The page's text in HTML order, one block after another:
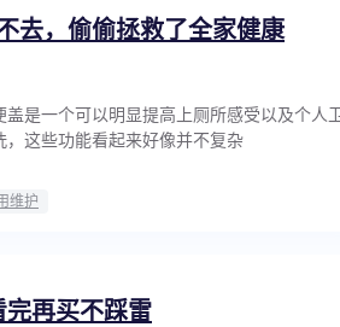
去，偷偷拯救了全家健康
是一个可以明显提高上厕所感受以及个人
这些功能看起来好像并不复杂
维护
完再买不踩雷